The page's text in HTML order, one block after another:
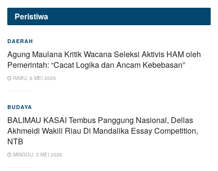
Peristiwa
DAERAH
Agung Maulana Kritik Wacana Seleksi Aktivis HAM oleh
Pemerintah: “Cacat Logika dan Ancam Kebebasan”
RABU, 6 MEI 2026
BUDAYA
BALIMAU KASAI Tembus Panggung Nasional, Dellas
Akhmeidi Wakili Riau Di Mandalika Essay Competition,
NTB
MINGGU, 3 MEI 2026